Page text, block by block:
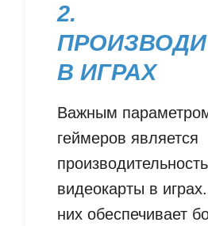
2.
В ИГРАХ
Важным
геймеров является
производительность
видеокарты в
них обеспечивает